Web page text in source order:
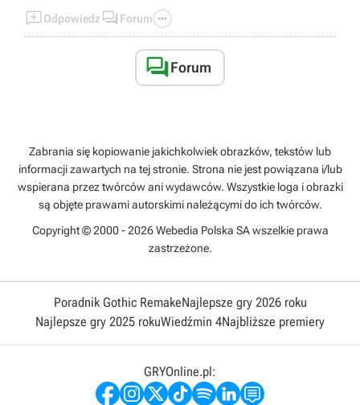
Odpowiedz  Forum 
Forum
Zabrania się kopiowanie jakichkolwiek obrazków, tekstów lub
informacji zawartych na tej stronie. Strona nie jest powiązana i/lub
wspierana przez twórców ani wydawców. Wszystkie loga i obrazki
są objęte prawami autorskimi należącymi do ich twórców.
Copyright © 2000 - 2026 Webedia Polska SA wszelkie prawa
zastrzeżone.
Poradnik Gothic RemakeNajlepsze gry 2026 roku
Najlepsze gry 2025 rokuWiedźmin 4Najbliższe premiery
GRYOnline.pl: